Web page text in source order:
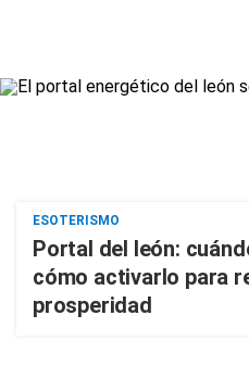
ESOTERISMO
Portal del león:
cómo activarlo para
prosperidad